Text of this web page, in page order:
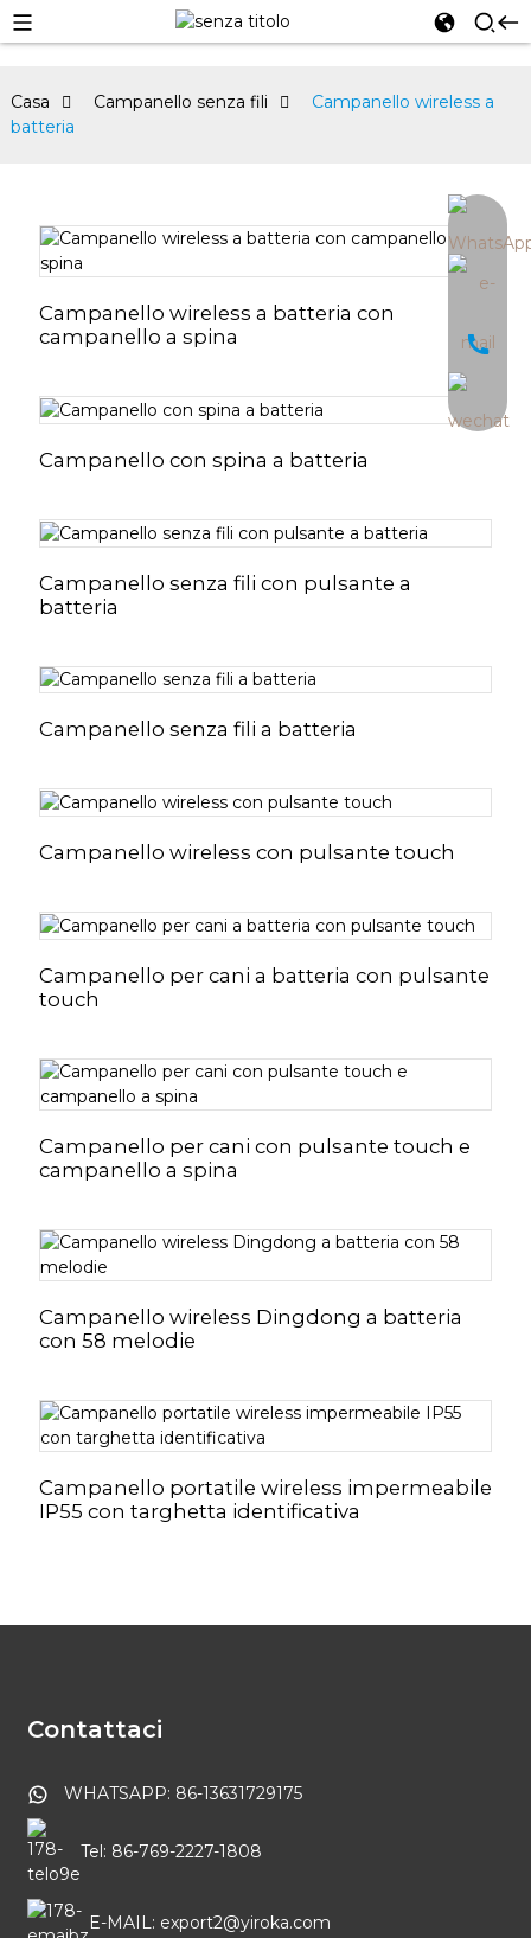
Casa Campanello senza fili
Campanello wireless a
batteria
Campanello wireless a batteria con
campanello a spina
Campanello con spina a batteria
Campanello senza fili con pulsante a
batteria
Campanello senza fili a batteria
Campanello wireless con pulsante touch
Campanello per cani a batteria con pulsante
touch
Campanello per cani con pulsante touch e
campanello a spina
Campanello wireless Dingdong a batteria
con 58 melodie
Campanello portatile wireless impermeabile
IP55 con targhetta identificativa
Contattaci
WHATSAPP: 86-13631729175
Tel: 86-769-2227-1808
E-MAIL: export2@yiroka.com